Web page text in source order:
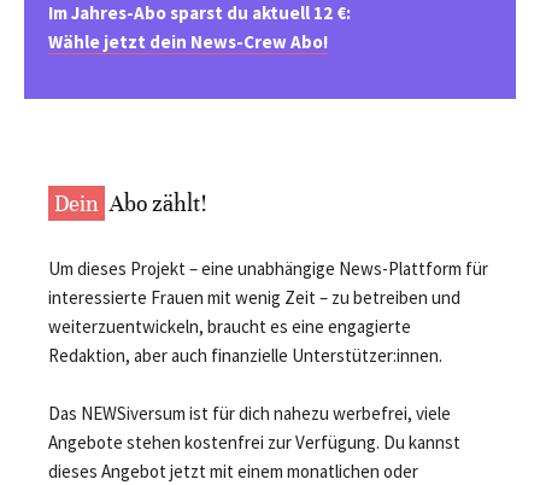
Im Jahres-Abo sparst du aktuell 12 €:
Wähle jetzt dein News-Crew Abo!
Dein Abo zählt!
Um dieses Projekt – eine unabhängige News-Plattform für
interessierte Frauen mit wenig Zeit – zu betreiben und
weiterzuentwickeln, braucht es eine engagierte
Redaktion, aber auch finanzielle Unterstützer:innen.
Das NEWSiversum ist für dich nahezu werbefrei, viele
Angebote stehen kostenfrei zur Verfügung. Du kannst
dieses Angebot jetzt mit einem monatlichen oder